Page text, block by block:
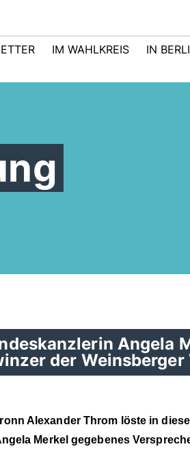
IM WAHLKREIS IN
Angela
der Weinsberger
Alexander Throm löste in
Merkel gegebenes